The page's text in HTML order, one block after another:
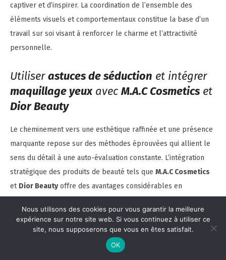
captiver et d’inspirer. La coordination de l’ensemble des
éléments visuels et comportementaux constitue la base d’un
travail sur soi visant à renforcer le charme et l’attractivité
personnelle.
Utiliserastuces de séduction et intégrer
maquillage yeuxavecM.A.C Cosmetics et
Dior Beauty
Le cheminement vers une esthétique raffinée et une présence
marquante repose sur des méthodes éprouvées qui allient le
sens du détail à une auto-évaluation constante. L’intégration
stratégique des produits de beauté tels que M.A.C Cosmetics
et Dior Beautyoffre des avantages considérables en
L’emploi d’unmaquillage yeux bien réalisé se pose en
véritable signature d’un regard affirmé, reflétant une harmonie
entre expertise technique et naturel. Développer ses
Nous utilisons des cookies pour vous garantir la meilleure
expérience sur notre site web. Si vous continuez à utiliser ce
site, nous supposerons que vous en êtes satisfait.
OK